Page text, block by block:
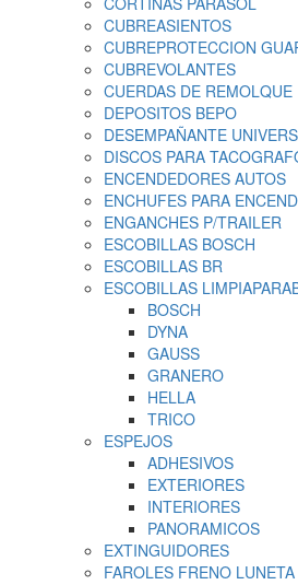
CUBREASIENTOS
CUBREPROTECCION
CUBREVOLANTES
CUERDAS DE REMOLQUE
DEPOSITOS BEPO
DESEMPAÑANTE
DISCOS PARA
ENCENDEDORES AUTOS
ENCHUFES PARA
ENGANCHES P/TRAILER
ESCOBILLAS BOSCH
ESCOBILLAS BR
ESCOBILLAS
BOSCH
DYNA
GAUSS
GRANERO
HELLA
TRICO
ESPEJOS
ADHESIVOS
EXTERIORES
INTERIORES
PANORAMICOS
EXTINGUIDORES
FAROLES FRENO